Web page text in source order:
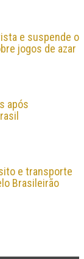
e suspende o
jogos de azar
após
e transporte
Brasileirão